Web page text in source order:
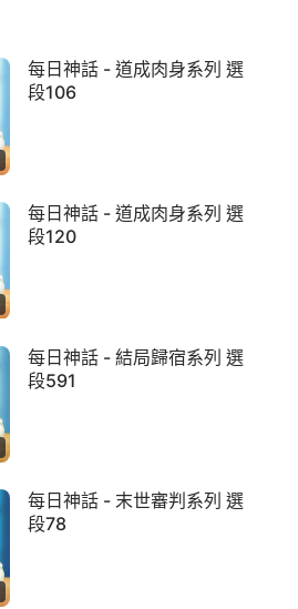
每日神話 - 道成肉身系列 選
段106
每日神話 - 道成肉身系列 選
段120
每日神話 - 結局歸宿系列 選
段591
每日神話 - 末世審判系列 選
段78